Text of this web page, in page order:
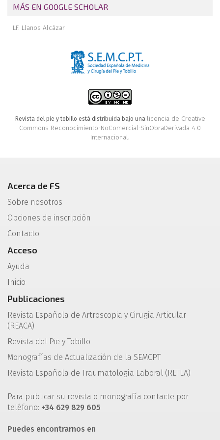
Editorial
Comentario
MÁS EN GOOGLE SCHOLAR
LF. Llanos Alcázar
Revista del pie y tobillo está distribuida bajo una licencia de Creative
Commons Reconocimiento-NoComercial-SinObraDerivada 4.0
Internacional.
Acerca de FS
Sobre nosotros
Opciones de inscripción
Contacto
Acceso
Ayuda
Inicio
Publicaciones
Revista Española de Artroscopia y Cirugía Articular
(REACA)
Revista del Pie y Tobillo
Monografías de Actualización de la SEMCPT
Revista Española de Traumatología Laboral (RETLA)
Para publicar su revista o monografía contacte por
teléfono: +34 629 829 605
Puedes encontrarnos en